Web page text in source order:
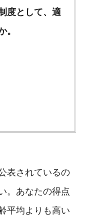
度として、適
。
表されているの
。あなたの得点
平均よりも高い